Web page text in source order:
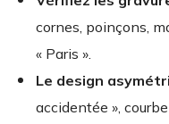
cornes, poinçons,
« Paris ».
Le design
accidentée »,